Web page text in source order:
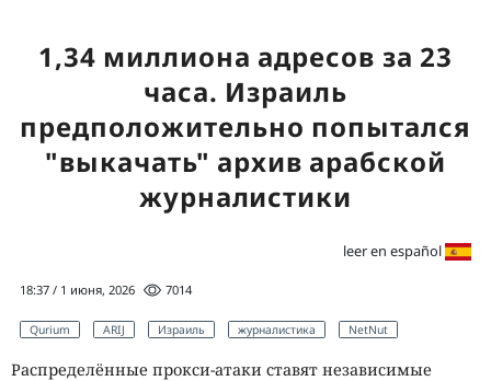
1,34 миллиона адресов за 23
часа. Израиль
предположительно попытался
"выкачать" архив арабской
журналистики
leer en español
18:37 / 1 июня, 2026 7014
Qurium ARIJ Израиль журналистика NetNut
Распределённые прокси-атаки ставят независимые